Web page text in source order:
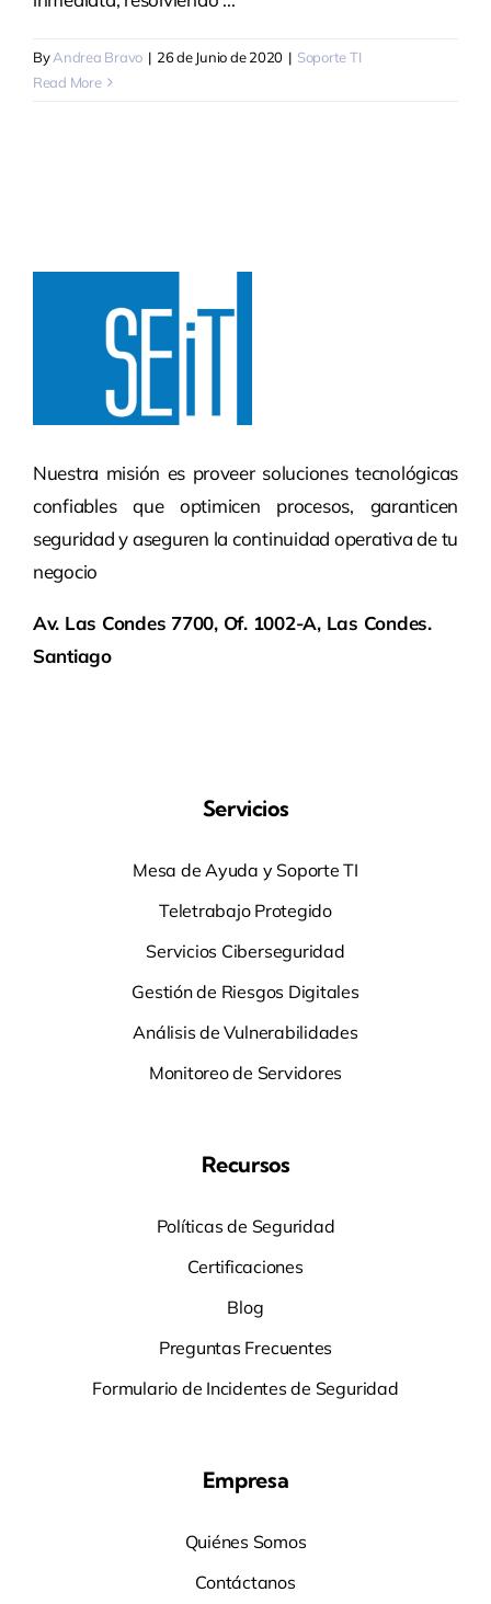
ByAndrea Bravo | 26 de Junio de 2020 | Soporte TI
Read More
Nuestra misión es proveer soluciones tecnológicas
confiables que optimicen procesos, garanticen
seguridad y aseguren la continuidad operativa de tu
negocio
Av. Las Condes 7700, Of. 1002-A, Las Condes.
Santiago
Servicios
Mesa de Ayuda y Soporte TI
Teletrabajo Protegido
Servicios Ciberseguridad
Gestión de Riesgos Digitales
Análisis de Vulnerabilidades
Monitoreo de Servidores
Recursos
Políticas de Seguridad
Certificaciones
Blog
Preguntas Frecuentes
Formulario de Incidentes de Seguridad
Empresa
Quiénes Somos
Contáctanos